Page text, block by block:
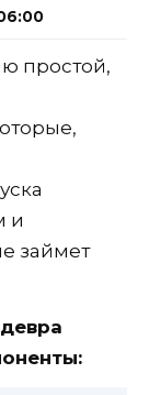
простой,
и
займет